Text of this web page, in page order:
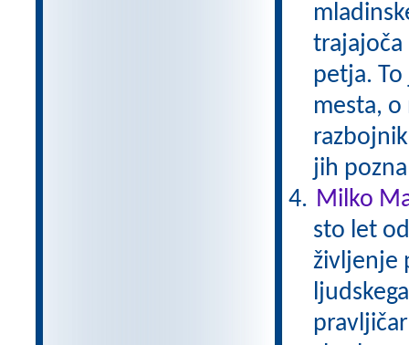
trajajoča
petja.
mesta,
jih
Milko
sto let
življenje